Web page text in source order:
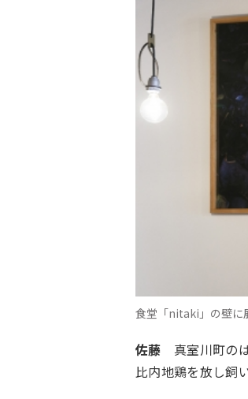
食堂「nitaki」の壁に
佐藤 真室川町の
比内地鶏を放し飼